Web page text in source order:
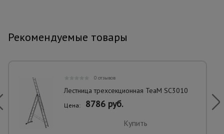
Рекомендуемые товары
0 отзывов
Лестница трехсекционная TeaM SC3010
Цена: 8786 руб.
Купить